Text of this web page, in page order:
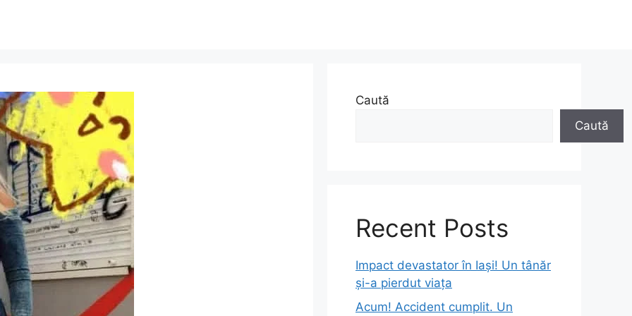
Caută
Caută
Recent Posts
Impact devastator în Iași! Un tânăr
și-a pierdut viața
Acum! Accident cumplit. Un